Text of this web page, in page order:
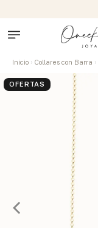
Inicio Collares con Barra
OFERTAS